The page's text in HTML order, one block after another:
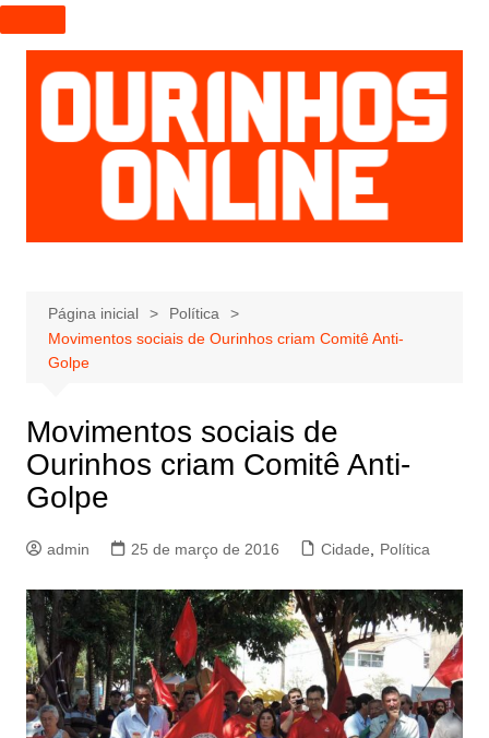
I
r
p
a
r
a
e
ú
d
Página inicial
Política
Movimentos sociais de Ourinhos criam Comitê Anti-
Golpe
Movimentos sociais de
Ourinhos criam Comitê Anti-
Golpe
admin 25 de março de 2016 Cidade Política